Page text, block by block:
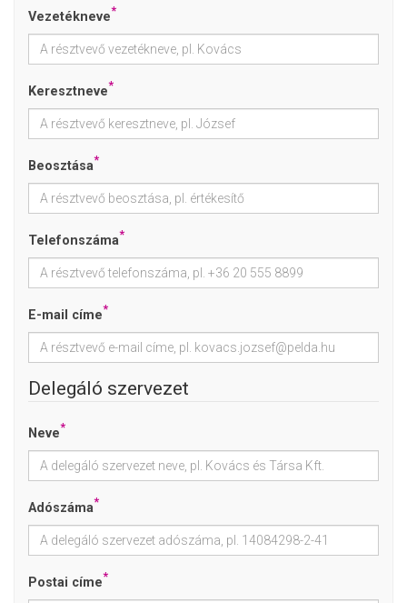
Vezetékneve*
Keresztneve*
Beosztása*
Telefonszáma*
E-mail címe*
Delegáló szervezet
Neve*
Adószáma*
Postai címe*